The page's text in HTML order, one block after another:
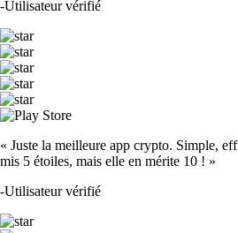
-Utilisateur vérifié
« Juste la meilleure app crypto. Simple,
mis 5 étoiles, mais elle en mérite 10 ! »
-Utilisateur vérifié